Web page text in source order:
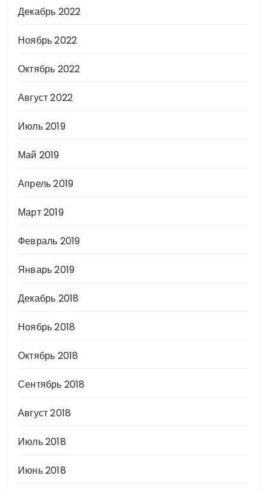
Декабрь 2022
Ноябрь 2022
Октябрь 2022
Август 2022
Июль 2019
Май 2019
Апрель 2019
Март 2019
Февраль 2019
Январь 2019
Декабрь 2018
Ноябрь 2018
Октябрь 2018
Сентябрь 2018
Август 2018
Июль 2018
Июнь 2018